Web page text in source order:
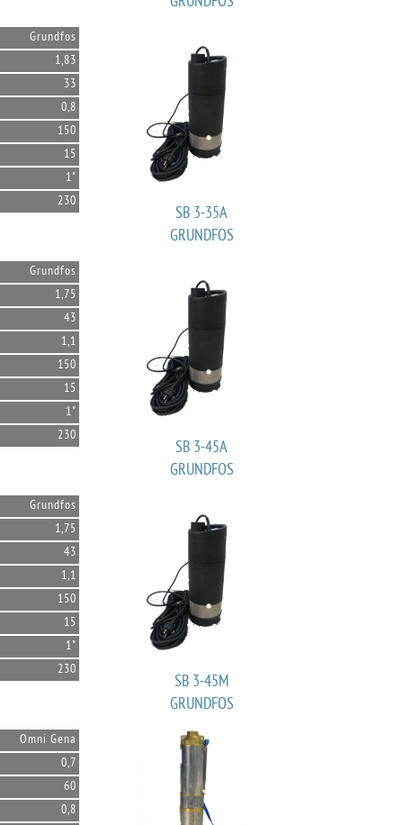
Grundfos
1,83
33
0,8
150
15
1"
230
SB 3-35A
GRUNDFOS
Grundfos
1,75
43
1,1
150
15
1"
230
SB 3-45A
GRUNDFOS
Grundfos
1,75
43
1,1
150
15
1"
230
SB 3-45M
GRUNDFOS
Omni Gena
0,7
60
0,8